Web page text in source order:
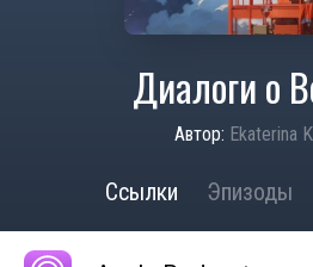
Диалоги о
Автор: Ekaterina
Ссылки Эпизоды